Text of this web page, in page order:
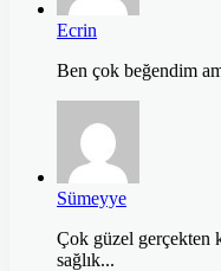
Ecrin
Ben çok beğendim
Sümeyye
Çok güzel gerçekten
sağlık...